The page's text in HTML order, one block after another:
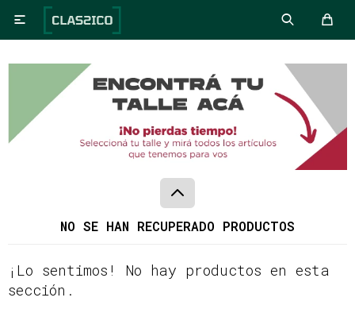

NO SE HAN RECUPERADO PRODUCTOS
¡Lo sentimos! No hay productos en esta
sección.